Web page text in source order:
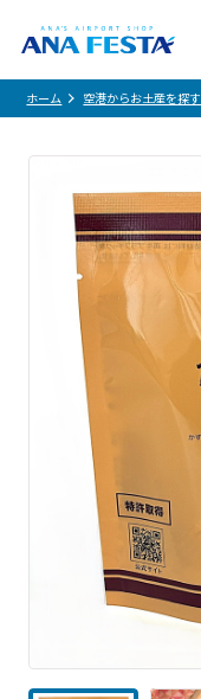
ホーム 空港からお土産を探す